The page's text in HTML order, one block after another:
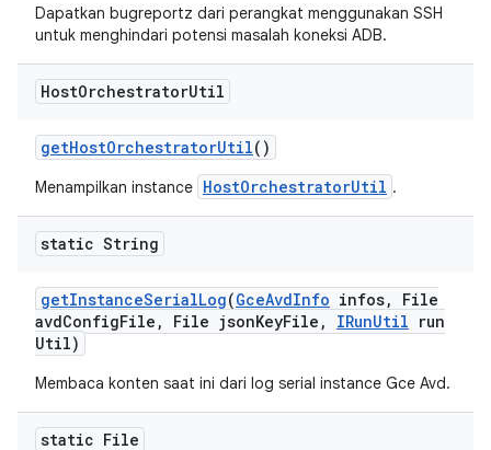
Dapatkan bugreportz dari perangkat menggunakan SSH
untuk menghindari potensi masalah koneksi ADB.
HostOrchestratorUtil
getHostOrchestratorUtil()
Menampilkan instance HostOrchestratorUtil .
static String
getInstanceSerialLog(GceAvdInfo infos,
File
avdConfigFile , File jsonKeyFile , IRunUtil run
Util)
Membaca konten saat ini dari log serial instance Gce Avd.
static File